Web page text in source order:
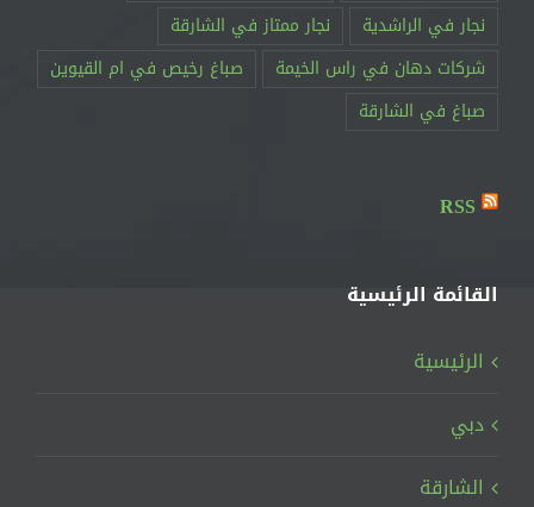
نجار في الراشدية
نجار ممتاز في الشارقة
RSS
القائمة الرئيسية
الرئيسية
دبي
الشارقة